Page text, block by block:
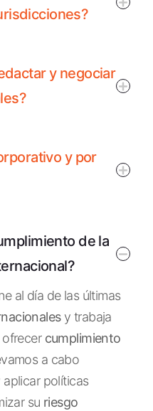
y negociar
y por
de la
al día de las últimas
y trabaja
cumplimiento
a cabo
políticas
su riesgo